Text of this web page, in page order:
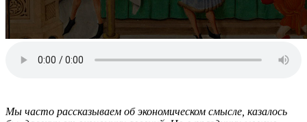
Мы часто рассказываем об экономическом смысле, казалось